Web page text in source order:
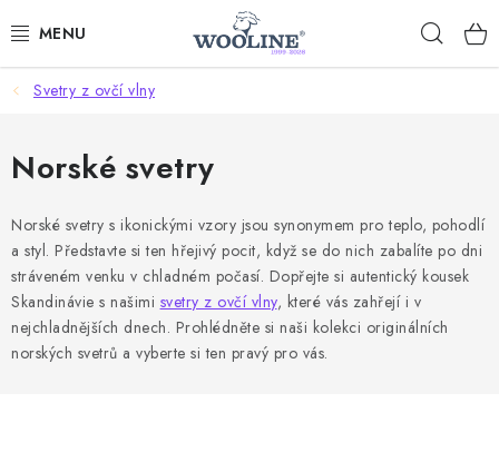
na
AKCE %
DÁRKOVÉ POUKAZY
OBUV
DOMOV A SPANÍ
Svetry z ovčí vlny
Norské svetry
Norské svetry s ikonickými vzory jsou synonymem pro teplo, pohodlí
a styl. Představte si ten hřejivý pocit, když se do nich zabalíte po dni
stráveném venku v chladném počasí. Dopřejte si autentický kousek
Skandinávie s našimi svetry z ovčí vlny, které vás zahřejí i v
nejchladnějších dnech. Prohlédněte si naši kolekci originálních
norských svetrů a vyberte si ten pravý pro vás.